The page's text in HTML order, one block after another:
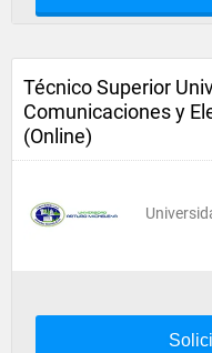
Técnico Superior
Comunicaciones y
(Online)